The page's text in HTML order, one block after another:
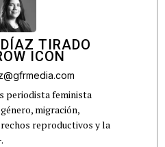
TIRADO
periodista feminista
migración,
reproductivos y la